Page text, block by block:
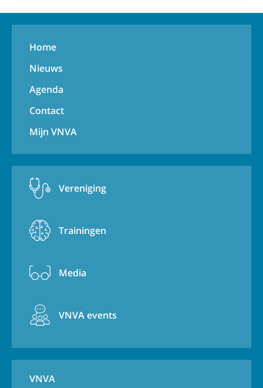
Home
Nieuws
Agenda
Contact
Mijn VNVA
Vereniging
Trainingen
Media
VNVA events
VNVA